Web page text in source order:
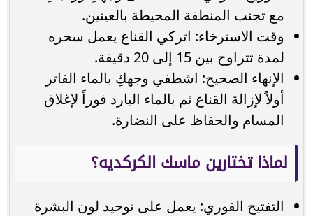
مع تجنب المنطقة المحيطة بالعينين.
وقت الاسترخاء: اتركي القناع يعمل سحره
لمدة تتراوح بين 15 إلى 20 دقيقة.
الإنهاء الصحيح: اشطفي وجهكِ بالماء الفاتر
أولاً لإزالة القناع ثم بالماء البارد فوراً لإغلاق
المسام والحفاظ على النضارة.
لماذا تختارين ماسك الكركديه؟
التفتيح الفوري: يعمل على توحيد لون البشرة